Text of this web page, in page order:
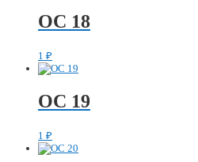
ОС 18
1 ₽
ОС 19
1 ₽